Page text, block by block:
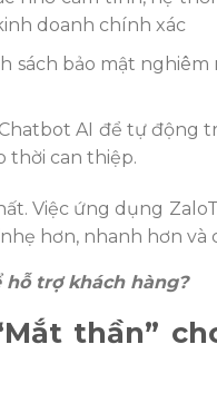
doanh chính xác
sách bảo mật nghiêm
AI để tự động
thời can thiệp.
Việc ứng dụng
hơn, nhanh hơn và
trợ khách hàng?
thần”